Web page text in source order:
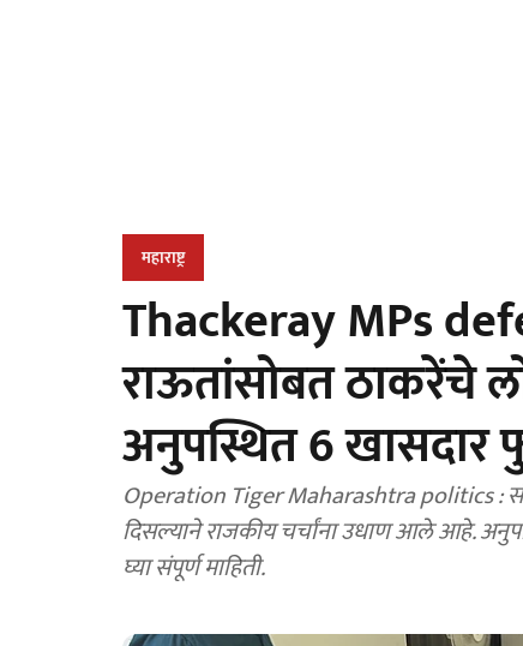
महाराष्ट्र
Thackeray MPs
राऊतांसोबत ठाकरेंचे
अनुपस्थित 6 खासदार
Operation Tiger Maharashtra politics :
दिसल्याने राजकीय चर्चांना उधाण आले आहे.
घ्या संपूर्ण माहिती.